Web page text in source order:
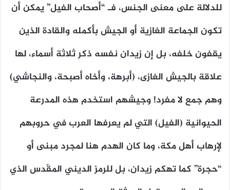
للدلالة على معنى الجنس، فـ “أصحاب الفيل” يمكن أن
تكون الجماعة الغازية أو الجيش بأكمله والقادة الذين
يقفون خلفه، بل إن زيدان نفسه ذكر ثلاثة أسماء، لها
علاقة بالجيش الغازى، (أبرهة، وأخاه أصبحة، والنجاشي)
وهم جمع لا مفرد! وجيشهم استخدم هذه المدرعة
الحيوانية (الفيل) التي لم يعرفها العرب في حروبهم
لإرهاب أهل مكة، وما كان الهدم هنا لمجرد مبنى أو
“حجرة” كما تهكم زيدان، بل للرمز الديني المقّدس الذي